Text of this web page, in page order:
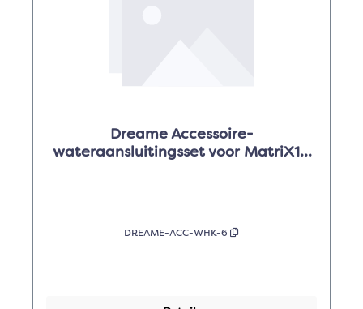
Dreame Accessoire-
wateraansluitingsset voor MatriX10
DREAME-ACC-WHK-6